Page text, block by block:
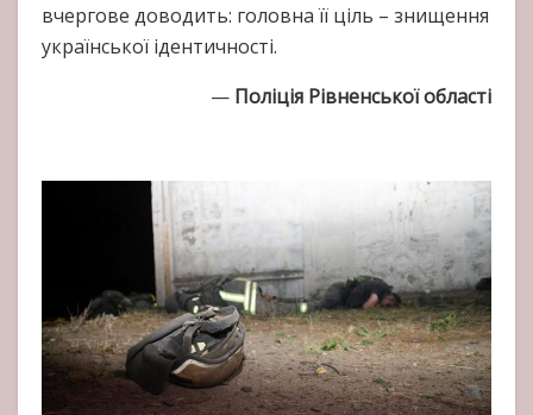
вчергове доводить: головна її ціль – знищення
української ідентичності.
— Поліція Рівненської області